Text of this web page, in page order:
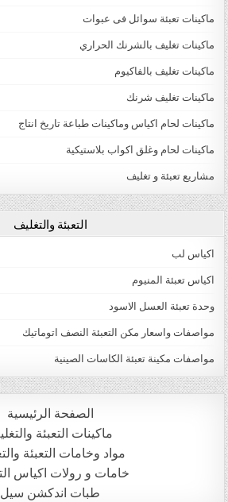
ماكينات تعبئة سوائل فى عبوات
ماكينات تغليف بالشرنك الحراري
ماكينات تغليف بالفاكيوم
ماكينات تغليف شرنك
ماكينات لحام اكياس وماكينات طباعة تاريخ انتاج
ماكينات لحام وغلق اكواب بلاستيكية
مشاريع تعبئة و تغليف
التعبئة والتغليف
اكياس لب
اكياس تعبئة المنيوم
وحدة تعبئة العسل الاسود
مواصفات واسعار مكن التعبئة النصف اتوماتيك
مواصفات مكينة تعبئة الكاسات الصينية
الصفحة الرئيسية
ماكينات التعبئة
مواد وخامات التعبئة
خامات و رولات اكياس
طبات اندكشن سيل